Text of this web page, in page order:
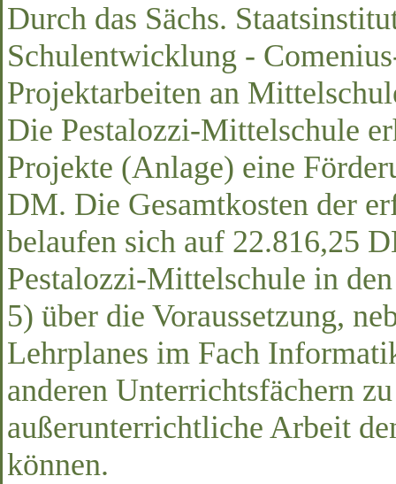
Durch das Sächs.
Schulentwicklung -
Projektarbeiten an
Die Pestalozzi-Mittelschule
Projekte (Anlage) eine
DM. Die Gesamtkosten der
belaufen sich auf 22.816,25
Pestalozzi-Mittelschule in
5) über die Voraussetzung,
Lehrplanes im Fach
anderen Unterrichtsfächern
außerunterrichtliche Arbeit
können.